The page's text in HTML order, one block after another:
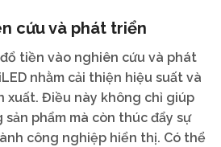
cứu và phát triển
tiền vào nghiên cứu và phát
nhằm cải thiện hiệu suất và
xuất. Điều này không chỉ giúp
phẩm mà còn thúc đẩy sự
công nghiệp hiển thị. Có thể